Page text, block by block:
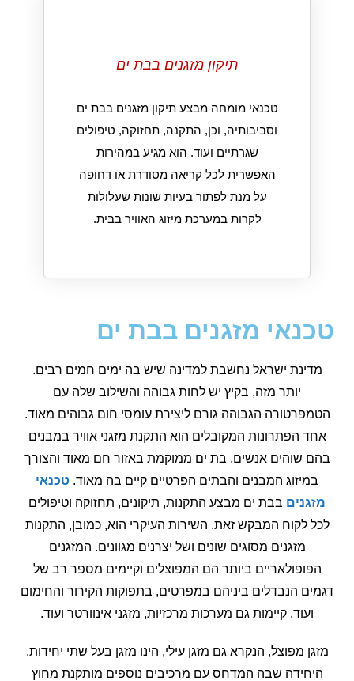
תיקון מזגנים בבת ים
טכנאי מומחה מבצע תיקון מזגנים בבת ים
וסביבותיה, וכן, התקנה, תחזוקה, טיפולים
שגרתיים ועוד. הוא מגיע במהירות
האפשרית לכל קריאה מסודרת או דחופה
על מנת לפתור בעיות שונות שעלולות
לקרות במערכת מיזוג האוויר בבית.
טכנאי מזגנים בבת ים
מדינת ישראל נחשבת למדינה שיש בה ימים חמים רבים.
יותר מזה, בקיץ יש לחות גבוהה והשילוב שלה עם
הטמפרטורה הגבוהה גורם ליצירת עומסי חום גבוהים מאוד.
אחד הפתרונות המקובלים הוא התקנת מזגני אוויר במבנים
בהם שוהים אנשים. בת ים ממוקמת באזור חם מאוד והצורך
במיזוג המבנים והבתים הפרטיים קיים בה מאוד. טכנאי
מזגנים בבת ים מבצע התקנות, תיקונים, תחזוקה וטיפולים
לכל לקוח המבקש זאת. השירות העיקרי הוא, כמובן, התקנות
מזגנים מסוגים שונים ושל יצרנים מגוונים. המזגנים
הפופולאריים ביותר הם המפוצלים וקיימים מספר רב של
דגמים הנבדלים ביניהם במפרטים, בתפוקות הקירור והחימום
ועוד. קיימות גם מערכות מרכזיות, מזגני אינוורטר ועוד.
מזגן מפוצל, הנקרא גם מזגן עילי, הינו מזגן בעל שתי יחידות.
היחידה שבה המדחס עם מרכיבים נוספים מותקנת מחוץ